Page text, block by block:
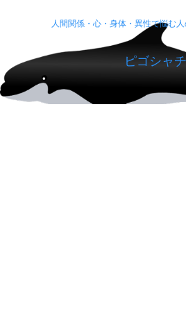
人間関係・心・身体・異性で悩む
ピゴシャチ